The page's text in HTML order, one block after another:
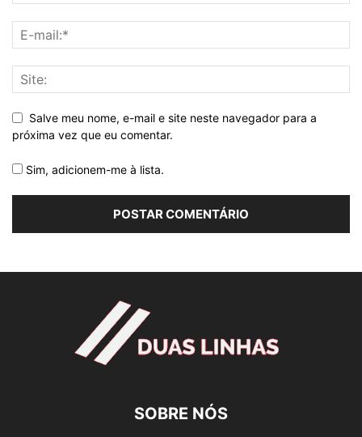
Salve meu nome, e-mail e site neste navegador para a
próxima vez que eu comentar.
Sim, adicionem-me à lista.
SOBRE NÓS